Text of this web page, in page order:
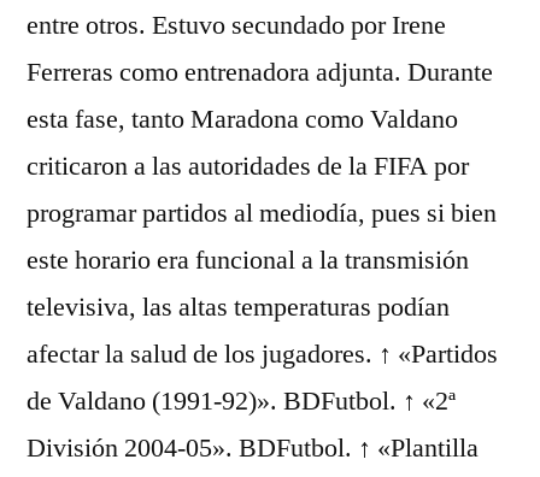
entre otros. Estuvo secundado por Irene
Ferreras como entrenadora adjunta. Durante
esta fase, tanto Maradona como Valdano
criticaron a las autoridades de la FIFA por
programar partidos al mediodía, pues si bien
este horario era funcional a la transmisión
televisiva, las altas temperaturas podían
afectar la salud de los jugadores. ↑ «Partidos
de Valdano (1991-92)». BDFutbol. ↑ «2ª
División 2004-05». BDFutbol. ↑ «Plantilla